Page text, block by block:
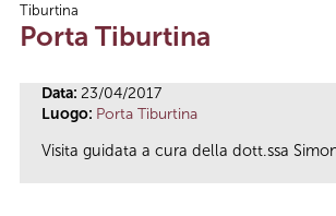
Tu sei qui
Tiburtina
Porta Tiburtina
Data: 23/04/2017
Luogo: Porta Tiburtina
Visita guidata a cura della dott.ssa